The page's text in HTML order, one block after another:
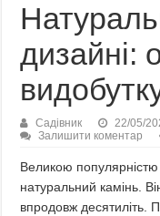
дизайні:
Садівник 22/05/
Залишити коментар
Великою популярністю
натуральний камінь.
впродовж десятиліть.